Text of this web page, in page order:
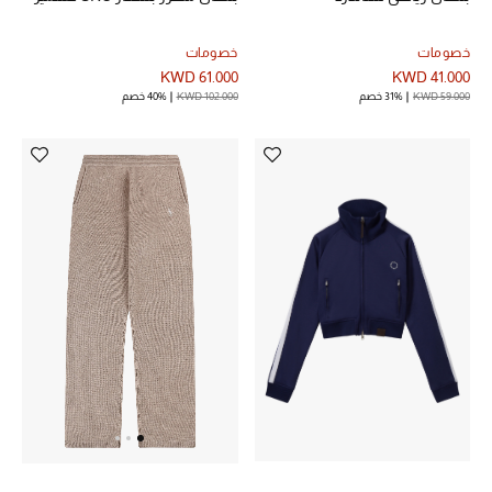
المكياج
مستحضرات الاستحمام والعناية بالجسم
العناية بالشعر
الصحة والعافية
الجمال في بلوميز
خصومات
KWD 41.000
KWD 59.000 31% خصم
خصومات
KWD 61.000
KWD 102.000 40% خصم